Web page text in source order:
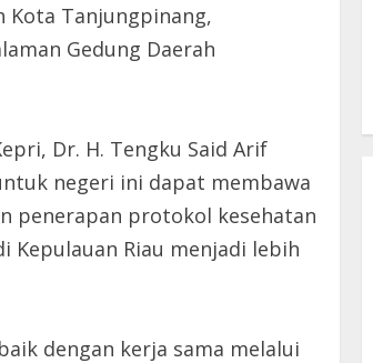
Tanjungpinang,
Gedung Daerah
Dr. H. Tengku Said Arif
negeri ini dapat membawa
penerapan protokol kesehatan
Kepulauan Riau menjadi lebih
dengan kerja sama melalui